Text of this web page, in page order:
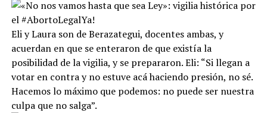
Eli y Laura son de Berazategui, docentes ambas, y
acuerdan en que se enteraron de que existía la
posibilidad de la vigilia, y se prepararon. Eli: “Si llegan a
votar en contra y no estuve acá haciendo presión, no sé.
Hacemos lo máximo que podemos: no puede ser nuestra
culpa que no salga”.